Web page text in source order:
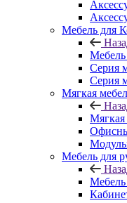
Мебель для
Мебель
Серия
Серия
Мягкая
Мягкая
Мебель для
Мебель